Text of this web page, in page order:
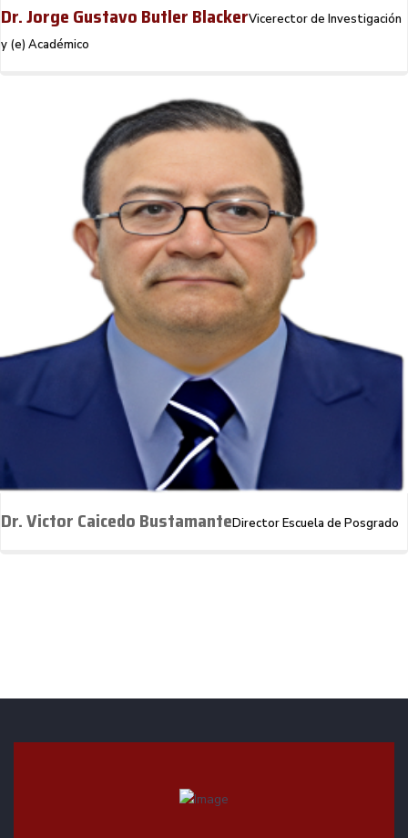
Dr. Jorge Gustavo Butler BlackerVicerector de Investigación
y (e) Académico
Dr. Victor Caicedo BustamanteDirector Escuela de Posgrado